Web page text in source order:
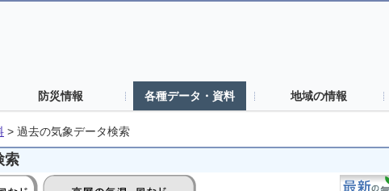
防災情報 各種データ・資料 地域の情報
> 過去の気象データ検索
索